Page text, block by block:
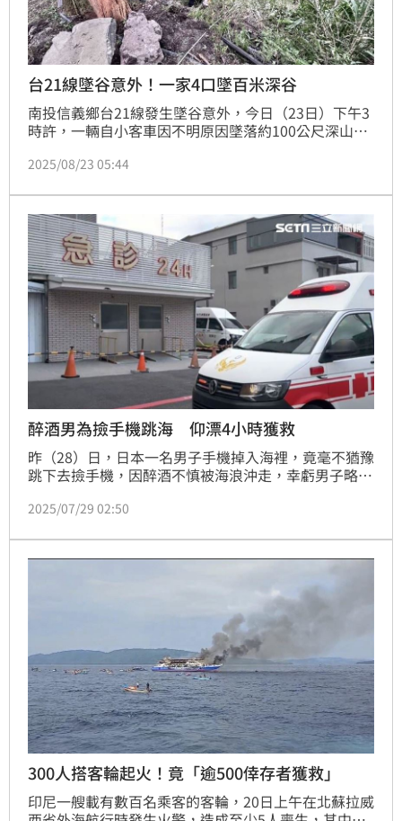
台21線墜谷意外！一家4口墜百米深谷
南投信義鄉台21線發生墜谷意外，今日（23日）下午3
時許，一輛自小客車因不明原因墜落約100公尺深山
人到場救援，幸好4人傷勢不嚴重，經搶救後已順利脫
2025/08/23 05:44
醉酒男為撿手機跳海 仰漂4小時獲救
昨（28）日，日本一名男子手機掉入海裡，竟毫不猶豫
跳下去撿手機，因醉酒不慎被海浪沖走，幸虧男子略懂
一艘停泊船隻上的船員發現並通報，成功獲救，身體並
2025/07/29 02:50
300人搭客輪起火！竟「逾500倖存者獲救」
印尼一艘載有數百名乘客的客輪，20日上午在北蘇拉威